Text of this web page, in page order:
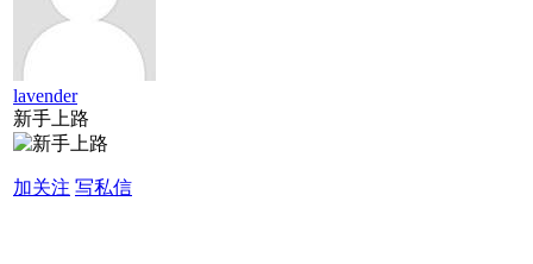
lavender
新手上路
加关注 写私信